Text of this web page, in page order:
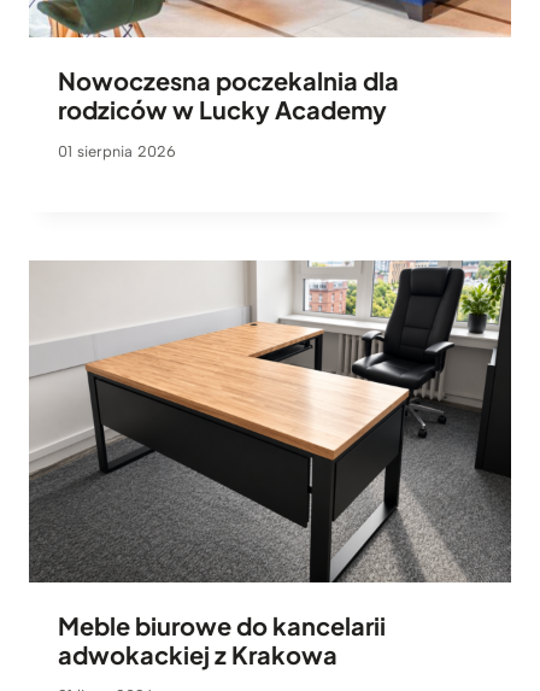
Nowoczesna poczekalnia dla
rodziców w Lucky Academy
01 sierpnia 2026
Meble biurowe do kancelarii
adwokackiej z Krakowa